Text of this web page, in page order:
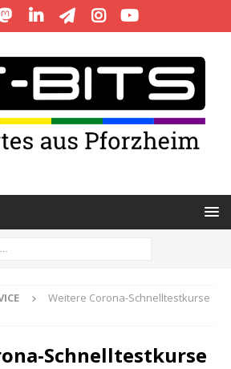
Weitere Corona-Schnelltestkurse
Schnelltestkurse